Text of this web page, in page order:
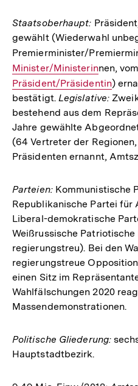
Staatsoberhaupt:
gewählt (Wiederwahl
Premierminister/
Minister/Ministerinnen,
Präsident/Präsidentin)
bestätigt. Legislative:
bestehend aus dem
Jahre gewählte
(64 Vertreter der
Präsidenten ernannt,
Parteien:Kommunistische
Republikanische Partei
Liberal-demokratische
Weißrussische
regierungstreu). Bei den
regierungstreue
einen Sitz im
Wahlfälschungen 2020
Massendemonstrationen.
Politische Gliederung:
Hauptstadtbezirk.